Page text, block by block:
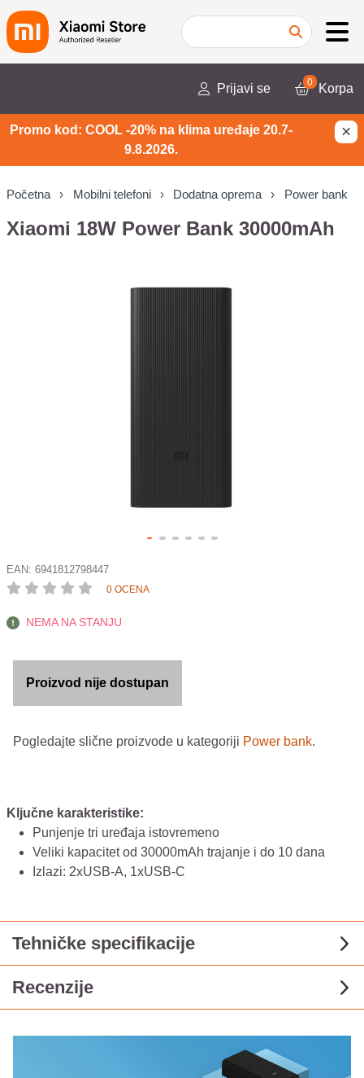
Prijavi se 0 Korpa
Promo kod: COOL -20% na klima uređaje 20.7-
9.8.2026.
×
Početna Mobilni telefoni Dodatna oprema Power bank
Xiaomi 18W Power Bank 30000mAh
EAN: 6941812798447
0 OCENA
NEMA NA STANJU
Proizvod nije dostupan
Pogledajte slične proizvode u kategoriji Power bank.
Ključne karakteristike:
Punjenje tri uređaja istovremeno
Veliki kapacitet od 30000mAh trajanje i do 10 dana
Izlazi: 2xUSB-A, 1xUSB-C
Tehničke specifikacije
Recenzije